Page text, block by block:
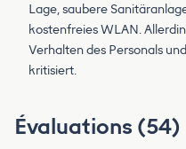
Lage, saubere
kostenfreies WLAN.
Verhalten des Personals
kritisiert.
Évaluations (54)